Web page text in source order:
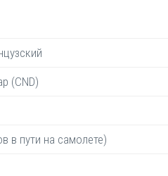
(CND)
в пути на самолете)